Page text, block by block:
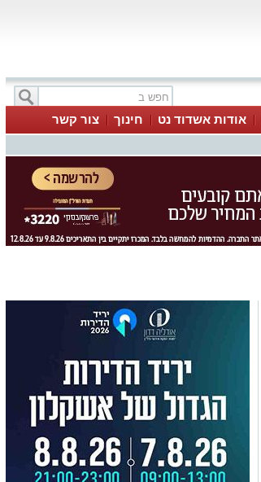
אודות אשדוד נט חינוך צור קשר